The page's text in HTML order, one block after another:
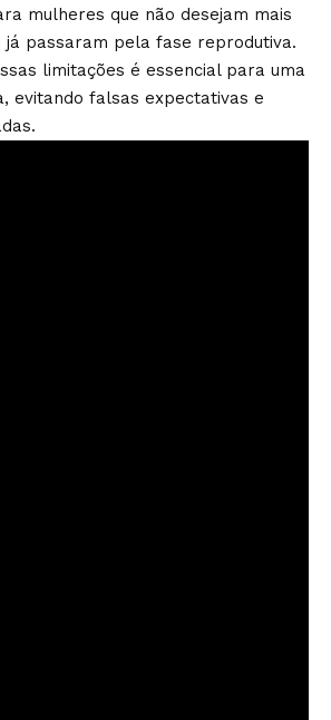
mulheres que não desejam mais
já passaram pela fase reprodutiva.
limitações é essencial para uma
evitando falsas expectativas e